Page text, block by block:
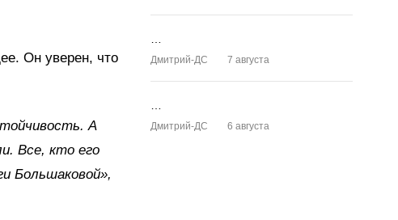
Он уверен, что
А
Все, кто его
Большаковой»,
Дмитрий-ДС 7 августа
Дмитрий-ДС 6 августа